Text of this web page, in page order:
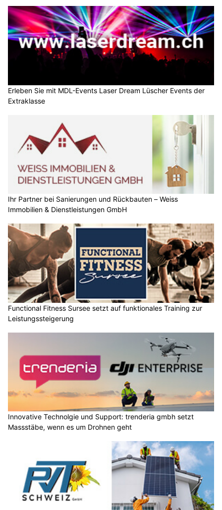
Erleben Sie mit MDL-Events Laser Dream Lüscher Events der
Extraklasse
Ihr Partner bei Sanierungen und Rückbauten – Weiss
Immobilien & Dienstleistungen GmbH
Functional Fitness Sursee setzt auf funktionales Training zur
Leistungssteigerung
Innovative Technolgie und Support: trenderia gmbh setzt
Massstäbe, wenn es um Drohnen geht